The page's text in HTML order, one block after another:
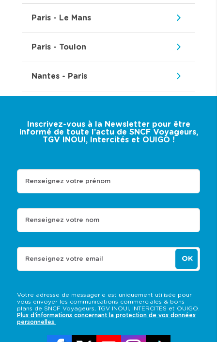
Paris - Le Mans
Paris - Toulon
Nantes - Paris
Inscrivez-vous à la Newsletter pour être
informé de toute l’actu de SNCF Voyageurs,
TGV INOUI, Intercités et OUIGO !
Votre adresse de messagerie est uniquement utilisée pour
vous envoyer les communications commerciales & bons
plans de SNCF Voyageurs, TGV INOUI, INTERCITES et OUIGO.
Plus d'informations concernant la protection de vos données
personnelles.
Renseignez votre prénom
Renseignez votre nom
Renseignez votre email OK